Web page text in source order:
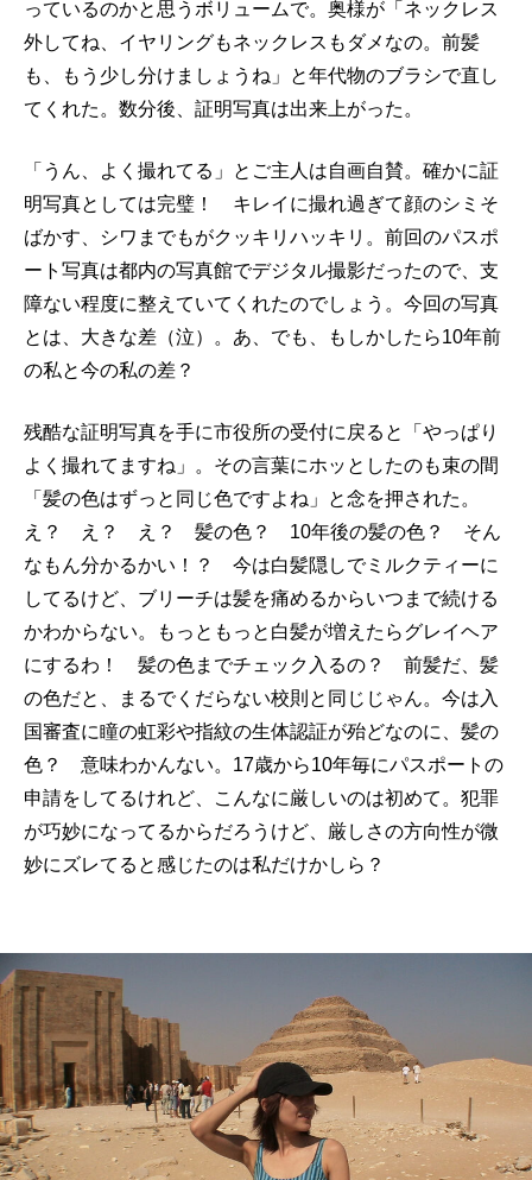
っているのかと思うボリュームで。奥様が「ネックレス
外してね、イヤリングもネックレスもダメなの。前髪
も、もう少し分けましょうね」と年代物のブラシで直し
てくれた。数分後、証明写真は出来上がった。
「うん、よく撮れてる」とご主人は自画自賛。確かに証
明写真としては完璧！ キレイに撮れ過ぎて顔のシミそ
ばかす、シワまでもがクッキリハッキリ。前回のパスポ
ート写真は都内の写真館でデジタル撮影だったので、支
障ない程度に整えていてくれたのでしょう。今回の写真
とは、大きな差（泣）。あ、でも、もしかしたら10年前
の私と今の私の差？
残酷な証明写真を手に市役所の受付に戻ると「やっぱり
よく撮れてますね」。その言葉にホッとしたのも束の間
「髪の色はずっと同じ色ですよね」と念を押された。
え？ え？ え？ 髪の色？ 10年後の髪の色？ そん
なもん分かるかい！？ 今は白髪隠しでミルクティーに
してるけど、ブリーチは髪を痛めるからいつまで続ける
かわからない。もっともっと白髪が増えたらグレイヘア
にするわ！ 髪の色までチェック入るの？ 前髪だ、髪
の色だと、まるでくだらない校則と同じじゃん。今は入
国審査に瞳の虹彩や指紋の生体認証が殆どなのに、髪の
色？ 意味わかんない。17歳から10年毎にパスポートの
申請をしてるけれど、こんなに厳しいのは初めて。犯罪
が巧妙になってるからだろうけど、厳しさの方向性が微
妙にズレてると感じたのは私だけかしら？